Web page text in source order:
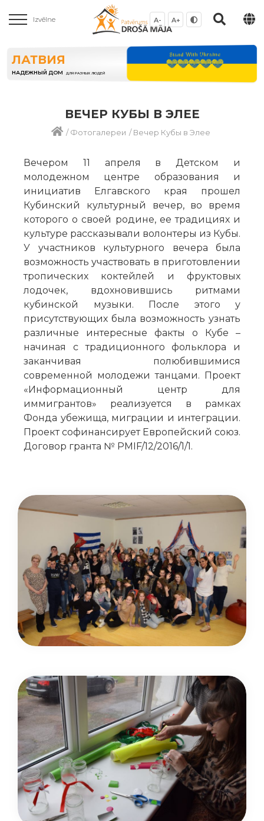
Izvēlne A- A+
ЛАТВИЯ
НАДЕЖНЫЙ ДОМ ДЛЯ РАЗНЫХ ЛЮДЕЙ
ВЕЧЕР КУБЫ В ЭЛЕЕ
/Фотогалереи /Вечер Кубы в Элее
Вечером 11 апреля в Детском и
молодежном центре образования и
инициатив Елгавского края прошел
Кубинский культурный вечер, во время
которого о своей родине, ее традициях и
культуре рассказывали волонтеры из Кубы.
У участников культурного вечера была
возможность участвовать в приготовлении
тропических коктейлей и фруктовых
лодочек, вдохновившись ритмами
кубинской музыки. После этого у
присутствующих была возможность узнать
различные интересные факты о Кубе –
начиная с традиционного фольклора и
заканчивая полюбившимися
современной молодежи танцами. Проект
«Информационный центр для
иммигрантов» реализуется в рамках
Фонда убежища, миграции и интеграции.
Проект софинансирует Европейский союз.
Договор гранта № PMIF/12/2016/1/1.